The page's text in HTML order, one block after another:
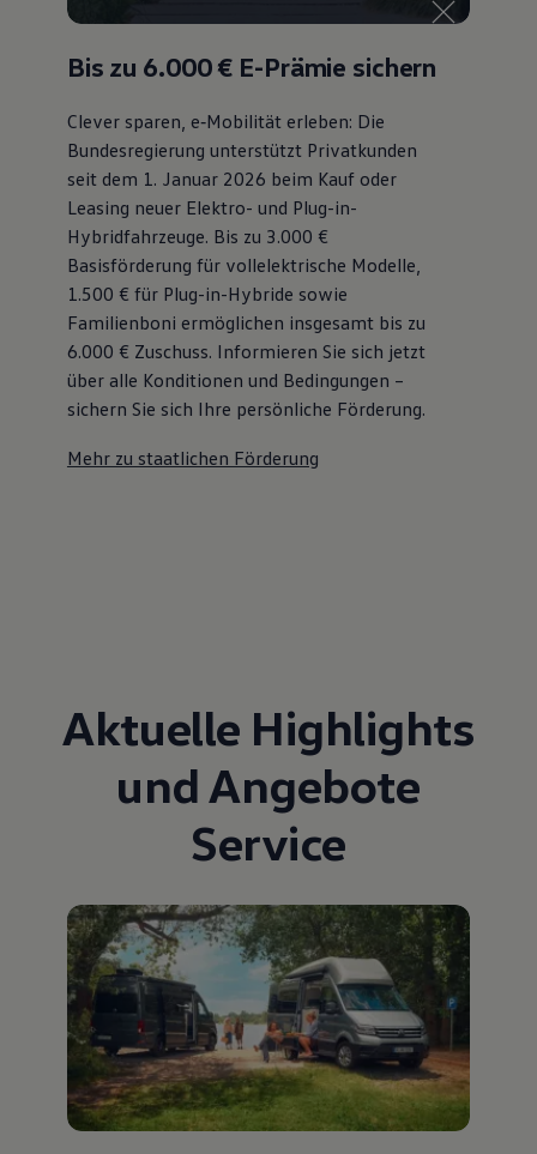
Bis zu 6.000 € E-Prämie sichern
Clever sparen, e‑Mobilität erleben: Die
Bundesregierung unterstützt Privatkunden
seit dem 1. Januar 2026 beim Kauf oder
Leasing neuer Elektro- und Plug-in-
Hybridfahrzeuge. Bis zu 3.000 €
Basisförderung für vollelektrische Modelle,
1.500 € für Plug-in-Hybride sowie
Familienboni ermöglichen insgesamt bis zu
6.000 € Zuschuss⁠. Informieren Sie sich jetzt
über alle Konditionen und Bedingungen –
sichern Sie sich Ihre persönliche Förderung.
Mehr zu staatlichen Förderung
Aktuelle Highlights
und Angebote
Service